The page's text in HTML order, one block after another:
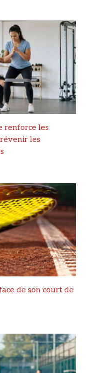
renforce les
les
de son court de